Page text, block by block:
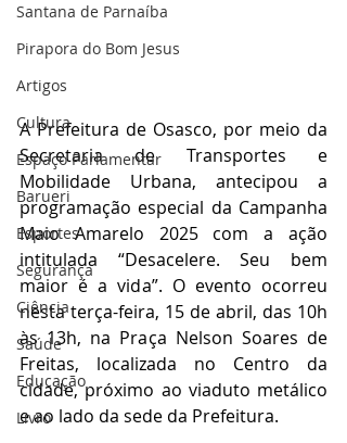
Santana de Parnaíba
Pirapora do Bom Jesus
Artigos
Cultura
Espaço Parlamentar
Barueri
Esportes
Segurança
Ciência
Saúde
Educação
Livro
A Prefeitura de Osasco, por meio da
Secretaria de Transportes e
Mobilidade Urbana, antecipou a
programação especial da Campanha
Maio Amarelo 2025 com a ação
intitulada “Desacelere. Seu bem
maior é a vida”. O evento ocorreu
nesta terça-feira, 15 de abril, das 10h
às 13h, na Praça Nelson Soares de
Freitas, localizada no Centro da
cidade, próximo ao viaduto metálico
e ao lado da sede da Prefeitura.